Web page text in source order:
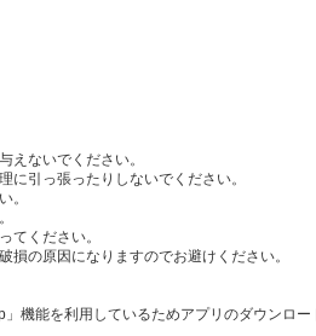
えないでください。
引っ張ったりしないでください。
。
てください。
の原因になりますのでお避けください。
能を利用しているためアプリのダウンロー